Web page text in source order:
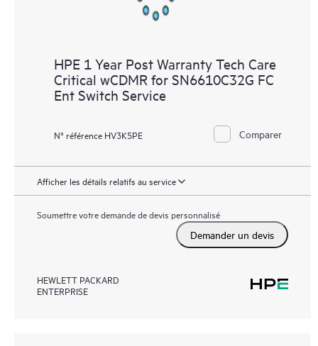
HPE 1 Year Post Warranty Tech Care
Critical wCDMR for SN6610C32G FC
Ent Switch Service
N° référence HV3K5PE Comparer
Afficher les détails relatifs au service
Soumettre votre demande de devis personnalisé
Demander un devis
HEWLETT PACKARD
ENTERPRISE